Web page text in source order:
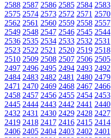
2588 2587 2586 2585 2584 2583
2575 2574 2573 2572 2571 2570
2562 2561 2560 2559 2558 2557
2549 2548 2547 2546 2545 2544
2536 2535 2534 2533 2532 2531
2523 2522 2521 2520 2519 2518
2510 2509 2508 2507 2506 2505
2497 2496 2495 2494 2493 2492
2484 2483 2482 2481 2480 2479
2471 2470 2469 2468 2467 2466
2458 2457 2456 2455 2454 2453
2445 2444 2443 2442 2441 2440
2432 2431 2430 2429 2428 2427
2419 2418 2417 2416 2415 2414
2406 2405 2404 2403 2402 2401